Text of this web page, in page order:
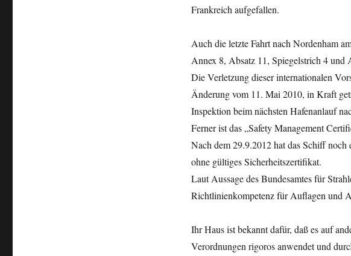
Frankreich aufgefallen.
Auch die letzte Fahrt nach Nordenham
Annex 8, Absatz 11, Spiegelstrich 4 und
Die Verletzung dieser internationalen
Änderung vom 11. Mai 2010, in Kraft
Inspektion beim nächsten Hafenanlauf
Ferner ist das „Safety Management
Nach dem 29.9.2012 hat das Schiff
ohne gültiges Sicherheitszertifikat.
Laut Aussage des Bundesamtes für
Richtlinienkompetenz für Auflagen und
Ihr Haus ist bekannt dafür, daß es auf
Verordnungen rigoros anwendet und